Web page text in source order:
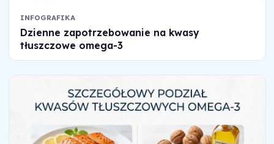
INFOGRAFIKA
Dzienne zapotrzebowanie na kwasy
tłuszczowe omega-3